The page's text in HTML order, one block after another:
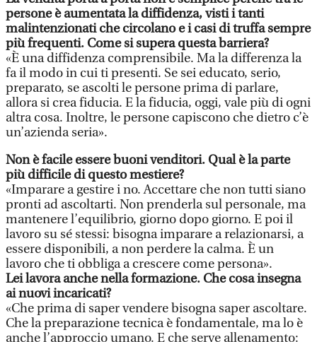
persone è aumentata la diffidenza, visti i tanti
malintenzionati che circolano e i casi di truffa sempre
più frequenti. Come si supera questa barriera?
«È una diffidenza comprensibile. Ma la differenza la
fa il modo in cui ti presenti. Se sei educato, serio,
preparato, se ascolti le persone prima di parlare,
allora si crea fiducia. E la fiducia, oggi, vale più di ogni
altra cosa. Inoltre, le persone capiscono che dietro c’è
un’azienda seria».
Non è facile essere buoni venditori. Qual è la parte
più difficile di questo mestiere?
«Imparare a gestire i no. Accettare che non tutti siano
pronti ad ascoltarti. Non prenderla sul personale, ma
mantenere l’equilibrio, giorno dopo giorno. E poi il
lavoro su sé stessi: bisogna imparare a relazionarsi, a
essere disponibili, a non perdere la calma. È un
lavoro che ti obbliga a crescere come persona».
Lei lavora anche nella formazione. Che cosa insegna
ai nuovi incaricati?
«Che prima di saper vendere bisogna saper ascoltare.
Che la preparazione tecnica è fondamentale, ma lo è
anche l’approccio umano. E che serve allenamento: